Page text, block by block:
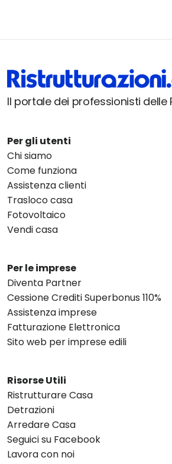
Il portale dei professionisti delle
Per gli utenti
Chi siamo
Come funziona
Assistenza clienti
Trasloco casa
Fotovoltaico
Vendi casa
Per le imprese
Diventa Partner
Cessione Crediti Superbonus 110%
Assistenza imprese
Fatturazione Elettronica
Sito web per imprese edili
Risorse Utili
Ristrutturare Casa
Detrazioni
Arredare Casa
Seguici su Facebook
Lavora con noi